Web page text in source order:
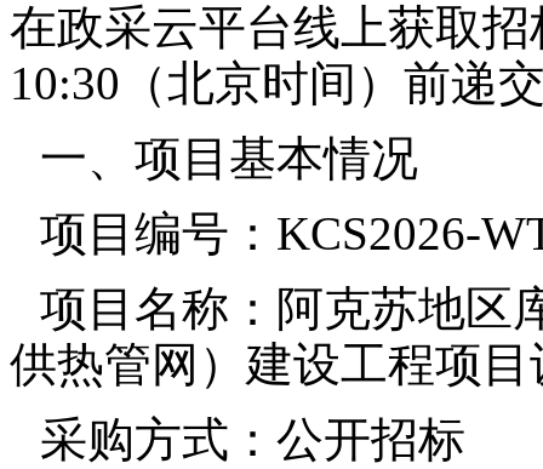
在政采云平台线上获取
10:30（北京时间）前递
一、项目基本情况
项目编号：KCS2026-
项目名称：阿克苏地区
供热管网）建设工程项
采购方式：公开招标